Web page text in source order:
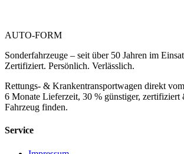
AUTO-FORM
Sonderfahrzeuge – seit über 50 Jahren im
Zertifiziert. Persönlich. Verlässlich.
Rettungs- & Krankentransportwagen direkt
6 Monate Lieferzeit, 30 % günstiger, zertifiziert
Fahrzeug finden.
Service